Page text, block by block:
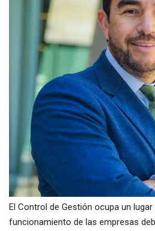
El Control de Gestión ocupa un
funcionamiento de las empresas